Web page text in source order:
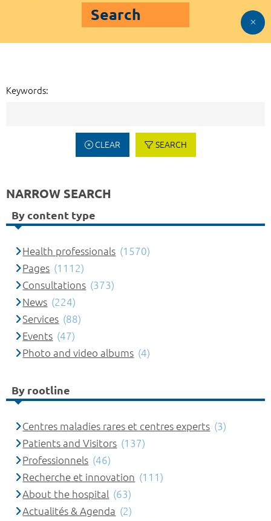
Search
Keywords:
CLEAR SEARCH
NARROW SEARCH
By content type
Health professionals (1570)
Pages (1112)
Consultations (373)
News (224)
Services (88)
Events (47)
Photo and video albums (4)
By rootline
Centres maladies rares et centres experts (3)
Patients and Visitors (137)
Professionnels (46)
Recherche et innovation (111)
About the hospital (63)
Actualités & Agenda (2)